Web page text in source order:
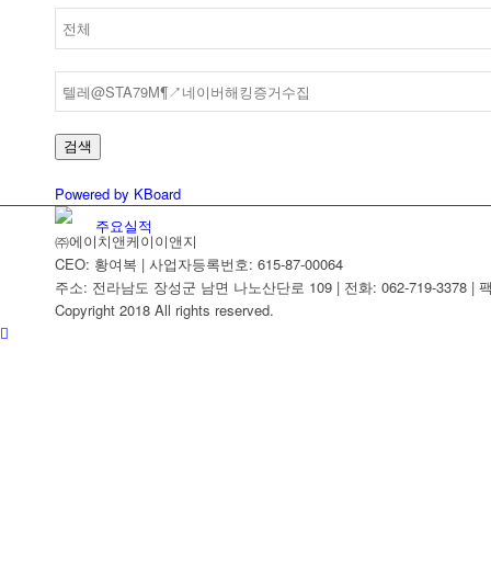
인증현황
주요실적
검색
Powered by KBoard
㈜에이치앤케이이앤지
CEO: 황여복 | 사업자등록번호: 615-87-00064
주소: 전라남도 장성군 남면 나노산단로 109 | 전화: 062-719-3378 |
Copyright 2018 All rights reserved.